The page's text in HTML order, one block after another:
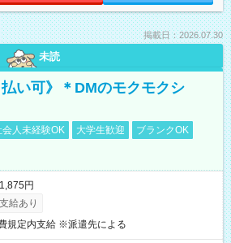
掲載日：2026.07.30
未読
払い可》＊DMのモクモクシ
会人未経験OK 大学生歓迎
ブランクOK
円
給あり
規定内支給 ※派遣先による